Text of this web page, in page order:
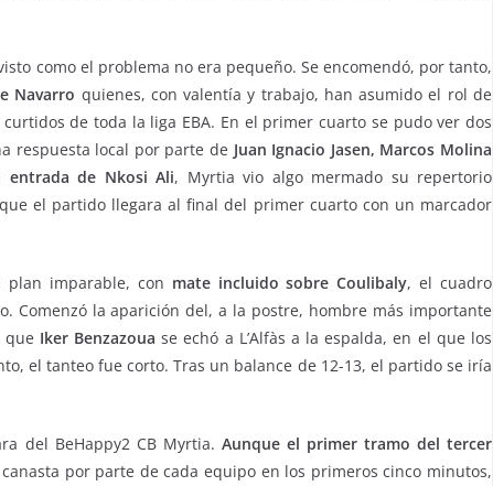
como el problema no era pequeño. Se encomendó, por tanto,
Navarro quienes, con valentía y trabajo, han asumido el rol de
de toda la liga EBA. En el primer cuarto se pudo ver dos
respuesta local por parte de Juan Ignacio Jasen, Marcos Molina
entrada de Nkosi Ali, Myrtia vio algo mermado su repertorio
el partido llegara al final del primer cuarto con un marcador
plan imparable, con mate incluido sobre Coulibaly, el cuadro
Comenzó la aparición del, a la postre, hombre más importante
que Iker Benzazoua se echó a L’Alfàs a la espalda, en el que los
el tanteo fue corto. Tras un balance de 12-13, el partido se iría
del BeHappy2 CB Myrtia. Aunque el primer tramo del tercer
por parte de cada equipo en los primeros cinco minutos,